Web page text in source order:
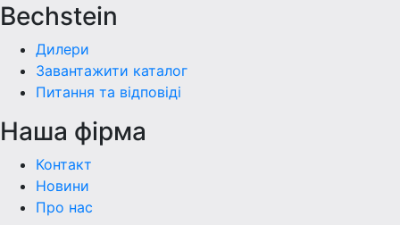
Bechstein
Дилери
Завантажити каталог
Питання та відповіді
Наша фiрма
Контакт
Новини
Про нас